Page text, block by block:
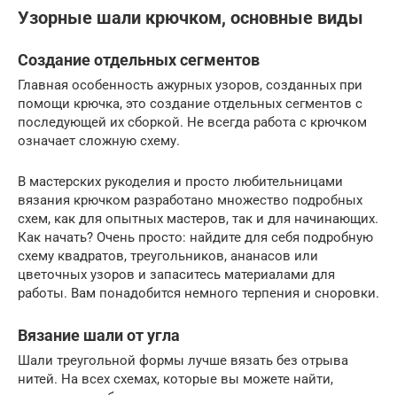
Узорные шали крючком, основные виды
Создание отдельных сегментов
Главная особенность ажурных узоров, созданных при
помощи крючка, это создание отдельных сегментов с
последующей их сборкой. Не всегда работа с крючком
означает сложную схему.
В мастерских рукоделия и просто любительницами
вязания крючком разработано множество подробных
схем, как для опытных мастеров, так и для начинающих.
Как начать? Очень просто: найдите для себя подробную
схему квадратов, треугольников, ананасов или
цветочных узоров и запаситесь материалами для
работы. Вам понадобится немного терпения и сноровки.
Вязание шали от угла
Шали треугольной формы лучше вязать без отрыва
нитей. На всех схемах, которые вы можете найти,